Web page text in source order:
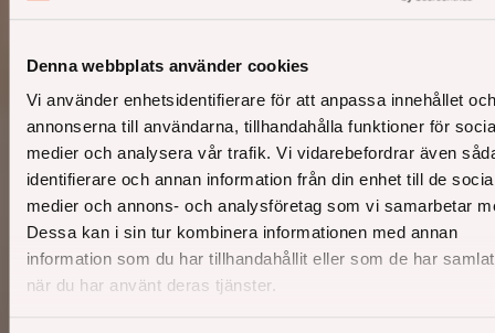
Denna webbplats använder cookies
Vi använder enhetsidentifierare för att anpassa innehållet och
annonserna till användarna, tillhandahålla funktioner för
medier och analysera vår trafik. Vi vidarebefordrar även
identifierare och annan information från din enhet till de
medier och annons- och analysföretag som vi samarbetar
Dessa kan i sin tur kombinera informationen med annan
information som du har tillhandahållit eller som de har
när du har använt deras tjänster.